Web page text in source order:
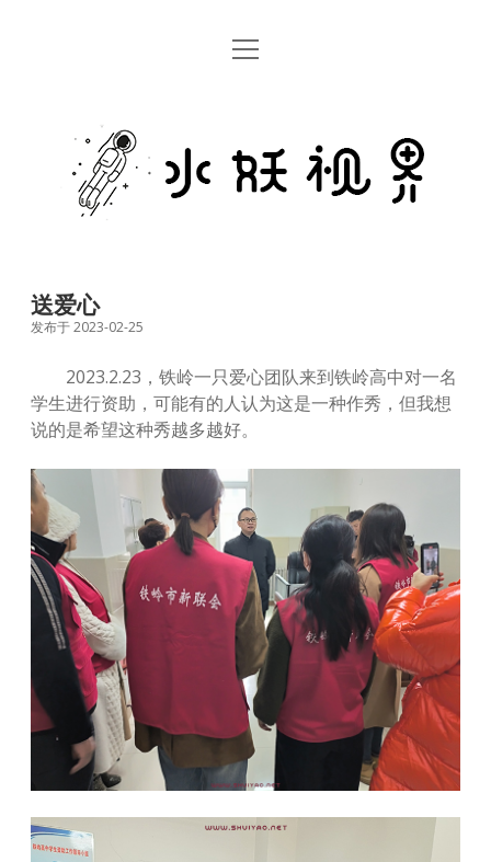
首页
关于
open
水
妖
视
送爱心
发布于 2023-02-25
2023.2.23，铁岭一只爱心团队来到铁岭高中对一名
学生进行资助，可能有的人认为这是一种作秀，但我想
说的是希望这种秀越多越好。